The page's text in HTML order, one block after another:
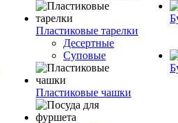
Пластиковые тарелки
Десертные
Суповые
Пластиковые чашки